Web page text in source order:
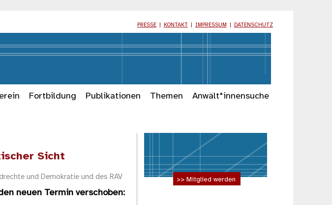
PRESSE| KONTAKT IMPRESSUM DATENSCHUTZ
Fortbildung Publikationen Themen Anwält*innensuche
Sicht
und Demokratie und des RAV
neuen Termin verschoben:
>> Mitglied werden